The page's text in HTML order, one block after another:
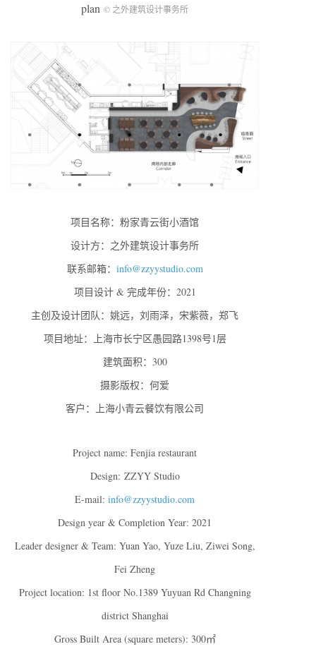
plan © 之外建筑设计事务所
项目名称：粉家青云街小酒馆
设计方：之外建筑设计事务所
联系邮箱： info@zzyystudio.com
项目设计 & 完成年份：2021
主创及设计团队：姚远，刘雨泽，宋紫薇，郑飞
项目地址：上海市长宁区愚园路1398号1层
建筑面积：300
摄影版权：何爱
客户：上海小青云餐饮有限公司
Project name: Fenjia restaurant
Design: ZZYY Studio
E-mail: info@zzyystudio.com
Design year & Completion Year: 2021
Leader designer & Team: Yuan Yao, Yuze Liu, Ziwei Song,
Fei Zheng
Project location: 1st floor No.1389 Yuyuan Rd Changning
district Shanghai
Gross Built Area (square meters): 300㎡